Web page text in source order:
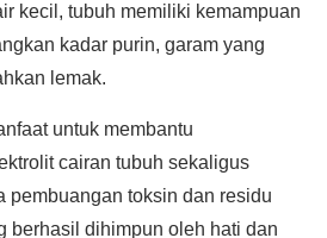
kecil, tubuh memiliki kemampuan
kadar purin, garam yang
lemak.
untuk membantu
cairan tubuh sekaligus
pembuangan toksin dan residu
berhasil dihimpun oleh hati dan